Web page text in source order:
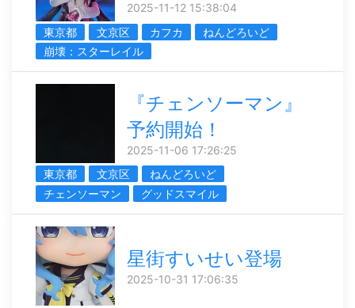
2025-11-12 15:38:04
東京都
文京区 カフカ
ねんどろいど
崩壊：スターレイル
『チェンソーマン』
予約開始！
2025-11-06 17:26:25
東京都
文京区
ねんどろいど
チェンソーマン
グッドスマイル
星街すいせい登場
2025-10-31 17:06:35